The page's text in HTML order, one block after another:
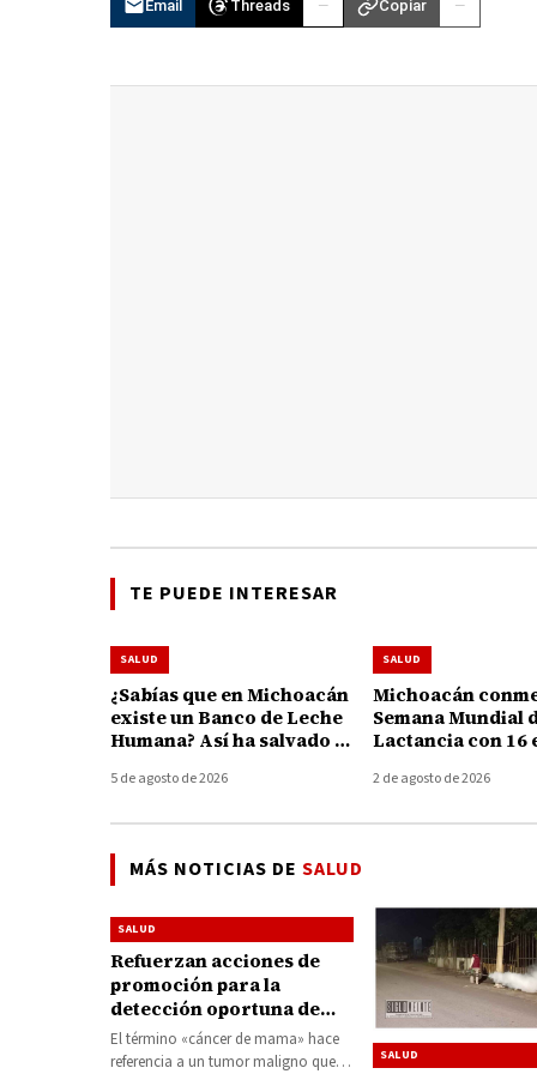
Email Threads Copiar
TE PUEDE INTERESAR
SALUD
¿Sabías que en Michoacán
existe un Banco de Leche
Humana? Así ha salvado y
bebés
5 de agosto de 2026
SALUD
Michoacán
Semana Mundial
Lactancia con 16
2 de agosto de 2026
MÁS NOTICIAS DE SALUD
SALUD
Refuerzan acciones de
promoción para la
detección oportuna de
cáncer de mama
El término «cáncer de mama» hace
referencia a un tumor maligno que se
SALUD